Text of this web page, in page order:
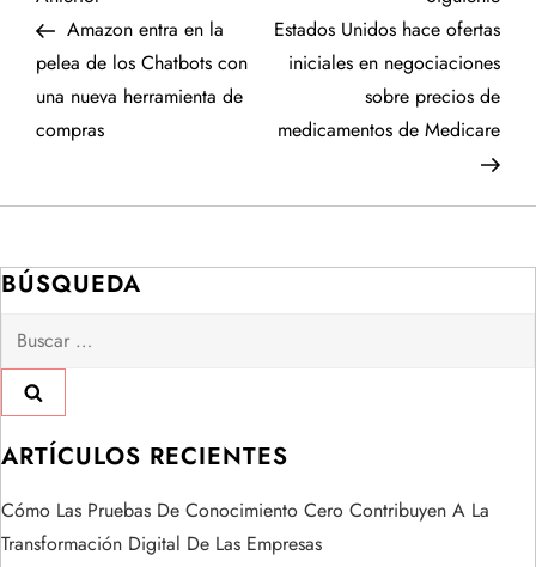
a
v
a
c
i
ó
n
anteriorAmazon entra en la
pelea de los Chatbots con
una nueva herramienta de
compras
Estados Unidos hace ofertas
iniciales en negociaciones
sobre precios de
medicamentos de Medicare
BÚSQUEDA
Buscar:
ARTÍCULOS RECIENTES
Cómo Las Pruebas De Conocimiento Cero Contribuyen A La
Transformación Digital De Las Empresas